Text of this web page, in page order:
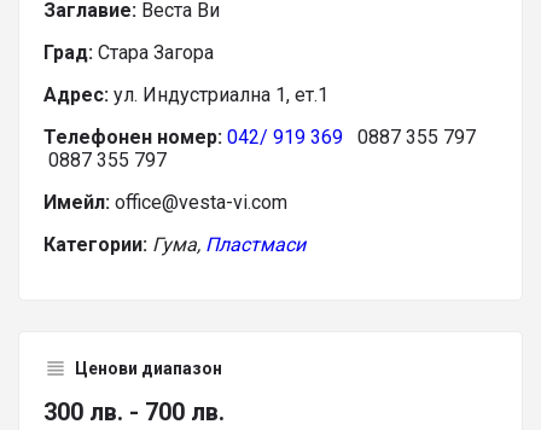
Заглавие: Веста Ви
Град: Стара Загора
Адрес: ул. Индустриална 1, ет.1
Телефонен номер: 042/ 919 369 0887 355 797
0887 355 797
Имейл: office@vesta-vi.com
Категории: Гума, Пластмаси
Ценови диапазон
300 лв. - 700 лв.